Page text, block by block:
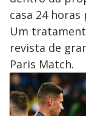
casa 24
Um
revista de
Paris Match.